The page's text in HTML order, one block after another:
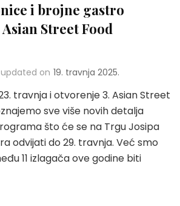
i brojne gastro
Street Food
updated on 19. travnja 2025.
travnja i otvorenje 3. Asian Street
sve više novih detalja
što će se na Trgu Josipa
odvijati do 29. travnja. Već smo
11 izlagača ove godine biti